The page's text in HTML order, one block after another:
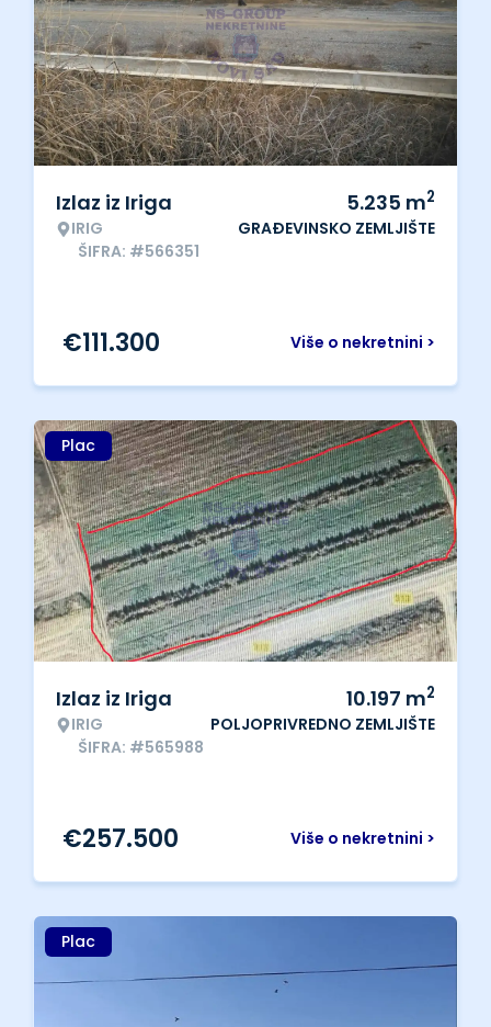
Izlaz iz Iriga
IRIG
ŠIFRA: #566351
5.235 m2
GRAĐEVINSKO ZEMLJIŠTE
Više o nekretnini >
€111.300
Plac
Izlaz iz Iriga
IRIG
ŠIFRA: #565988
10.197 m2
POLJOPRIVREDNO ZEMLJIŠTE
Više o nekretnini >
€257.500
Plac